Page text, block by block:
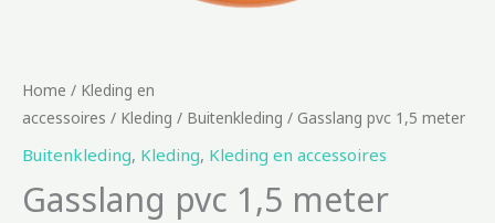
Home / Kleding en
accessoires / Kleding / Buitenkleding / Gasslang pvc 1,5 meter
Buitenkleding, Kleding, Kleding en accessoires
Gasslang pvc 1,5 meter